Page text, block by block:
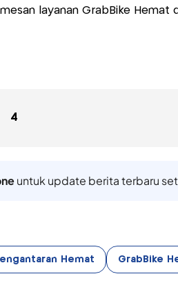
layanan GrabBike Hemat
4
untuk update berita terbaru
Hemat GrabBike